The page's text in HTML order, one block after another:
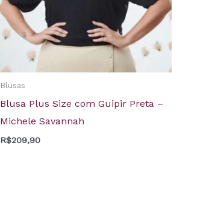
Blusas
Blusa Plus Size com Guipir Preta –
Michele Savannah
R$209,90